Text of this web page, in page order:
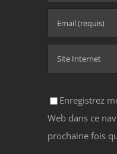
Enregistrez
Web dans ce
prochaine fois